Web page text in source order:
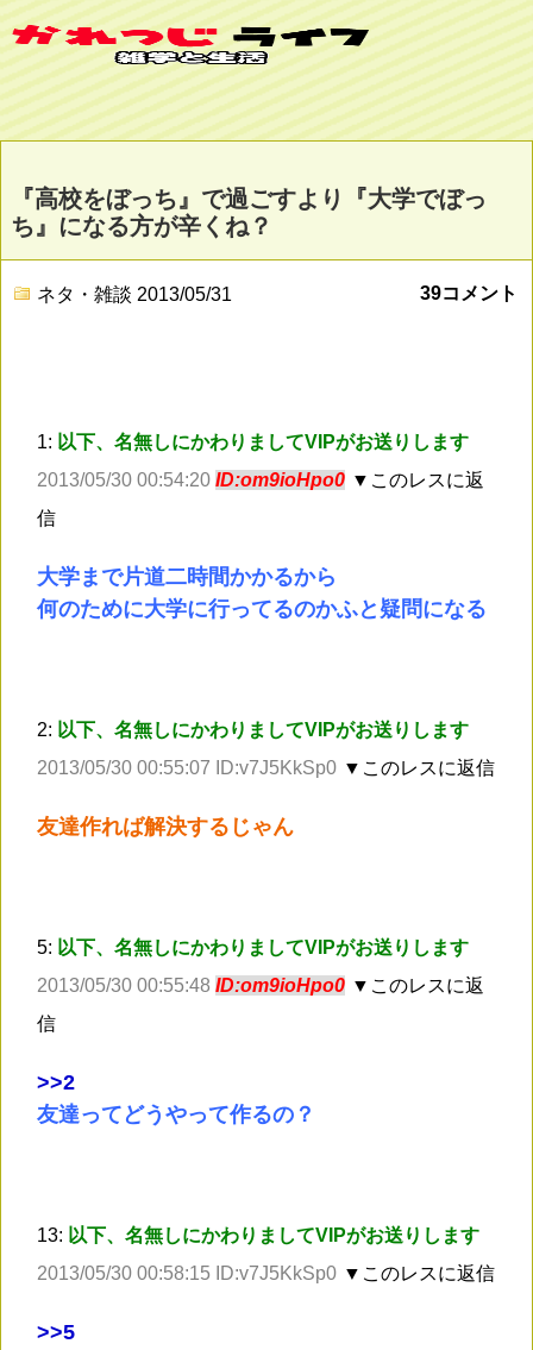
『高校をぼっち』で過ごすより『大学でぼっ
ち』になる方が辛くね？
ネタ・雑談 2013/05/31 39コメント
1: 以下、名無しにかわりましてVIPがお送りします
2013/05/30 00:54:20 ID:om9ioHpo0 ▼このレスに返
信
大学まで片道二時間かかるから
何のために大学に行ってるのかふと疑問になる
2: 以下、名無しにかわりましてVIPがお送りします
2013/05/30 00:55:07 ID:v7J5KkSp0 ▼このレスに返信
友達作れば解決するじゃん
5: 以下、名無しにかわりましてVIPがお送りします
2013/05/30 00:55:48 ID:om9ioHpo0 ▼このレスに返
信
>>2
友達ってどうやって作るの？
13: 以下、名無しにかわりましてVIPがお送りします
2013/05/30 00:58:15 ID:v7J5KkSp0 ▼このレスに返信
>>5